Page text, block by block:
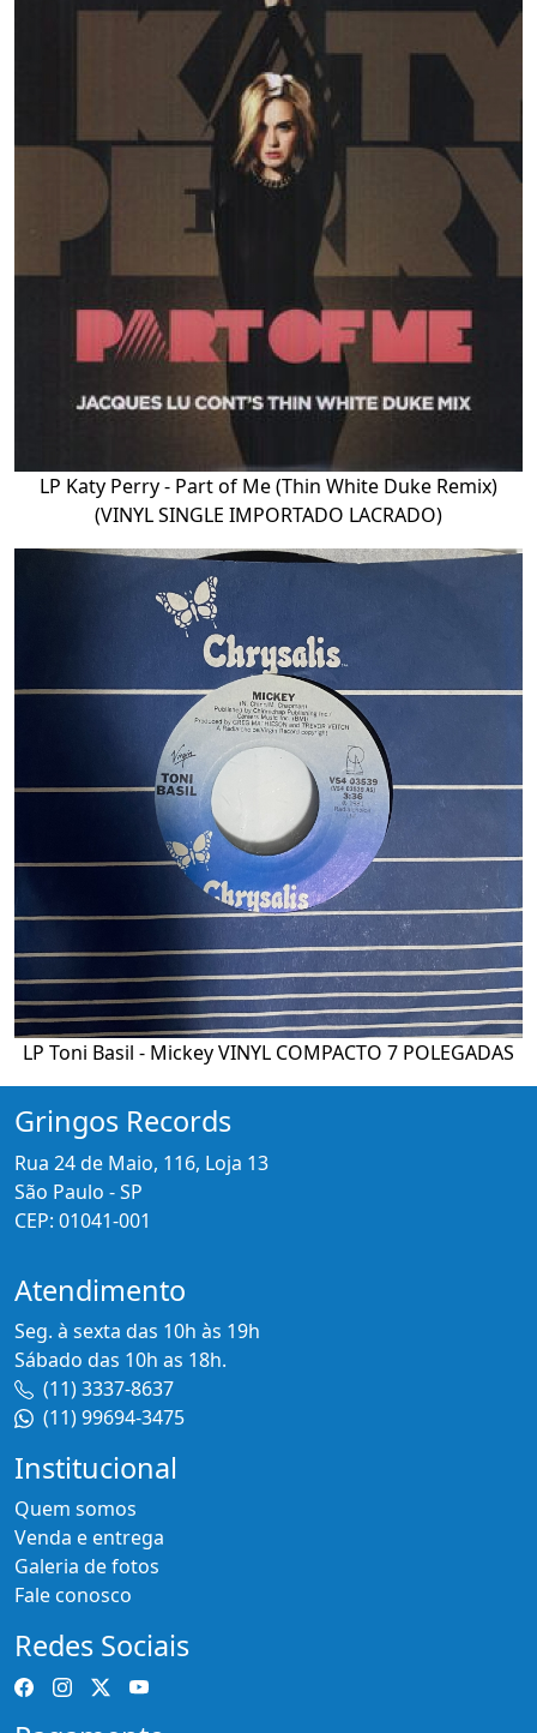
LP Katy Perry - Part of Me (Thin White Duke Remix)
(VINYL SINGLE IMPORTADO LACRADO)
LP Toni Basil - Mickey VINYL COMPACTO 7 POLEGADAS
Gringos Records
Rua 24 de Maio, 116, Loja 13
São Paulo - SP
CEP: 01041-001
Atendimento
Seg. à sexta das 10h às 19h
Sábado das 10h as 18h.
(11) 3337-8637
(11) 99694-3475
Institucional
Quem somos
Venda e entrega
Galeria de fotos
Fale conosco
Redes Sociais